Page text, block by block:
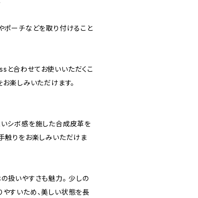
ポーチなどを取り付けること
合わせてお使いいただくこ
楽しみいただけます。
シボ感を施した合成皮革を
触りをお楽しみいただけま
扱いやすさも魅力。 少しの
すいため、美しい状態を長